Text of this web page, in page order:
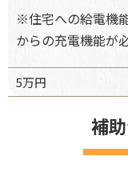
※住宅への給電機
からの充電機能が
5万円
補